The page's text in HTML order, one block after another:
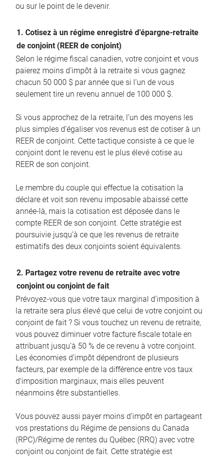
ou sur le point de le devenir.
1. Cotisez à un régime enregistré d’épargne-retraite
de conjoint (REER de conjoint)
Selon le régime fiscal canadien, votre conjoint et vous
paierez moins d’impôt à la retraite si vous gagnez
chacun 50 000 $ par année que si l’un de vous
seulement tire un revenu annuel de 100 000 $.
Si vous approchez de la retraite, l’un des moyens les
plus simples d’égaliser vos revenus est de cotiser à un
REER de conjoint. Cette tactique consiste à ce que le
conjoint dont le revenu est le plus élevé cotise au
REER de son conjoint.
Le membre du couple qui effectue la cotisation la
déclare et voit son revenu imposable abaissé cette
année-là, mais la cotisation est déposée dans le
compte REER de son conjoint. Cette stratégie est
poursuivie jusqu’à ce que les revenus de retraite
estimatifs des deux conjoints soient équivalents.
2. Partagez votre revenu de retraite avec votre
conjoint ou conjoint de fait
Prévoyez-vous que votre taux marginal d’imposition à
la retraite sera plus élevé que celui de votre conjoint ou
conjoint de fait ? Si vous touchez un revenu de retraite,
vous pouvez diminuer votre facture fiscale totale en
attribuant jusqu’à 50 % de ce revenu à votre conjoint.
Les économies d’impôt dépendront de plusieurs
facteurs, par exemple de la différence entre vos taux
d’imposition marginaux, mais elles peuvent
néanmoins être substantielles.
Vous pouvez aussi payer moins d’impôt en partageant
vos prestations du Régime de pensions du Canada
(RPC)/Régime de rentes du Québec (RRQ) avec votre
conjoint ou conjoint de fait. Cette stratégie est